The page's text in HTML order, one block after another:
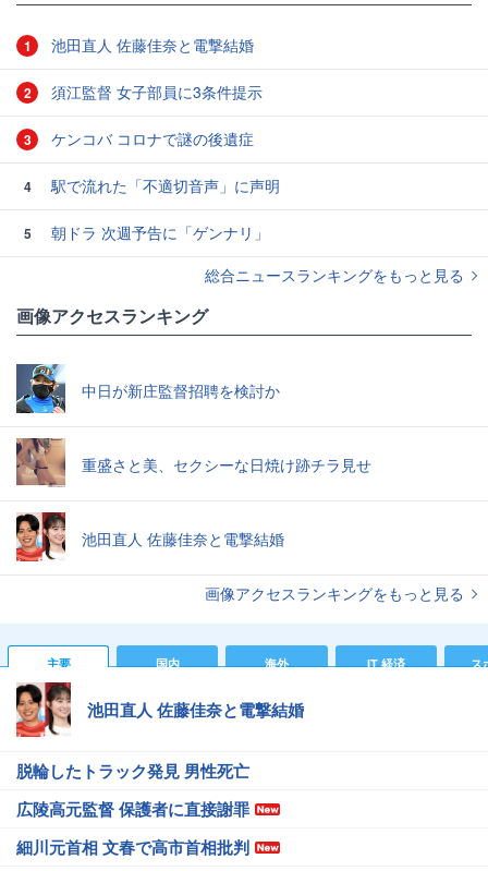
1 池田直人 佐藤佳奈と電撃結婚
2 須江監督 女子部員に3条件提示
3 ケンコバ コロナで謎の後遺症
4 駅で流れた「不適切音声」に声明
5
朝ドラ 次週予告に「ゲンナリ」
総合ニュースランキングをもっと見る
画像アクセスランキング
中日が新庄監督招聘を検討か
重盛さと美、セクシーな日焼け跡チラ見せ
池田直人 佐藤佳奈と電撃結婚
画像アクセスランキングをもっと見る
主要 国内 海外 IT 経済 ス
池田直人 佐藤佳奈と電撃結婚
脱輪したトラック発見 男性死亡
広陵高元監督 保護者に直接謝罪
細川元首相 文春で高市首相批判